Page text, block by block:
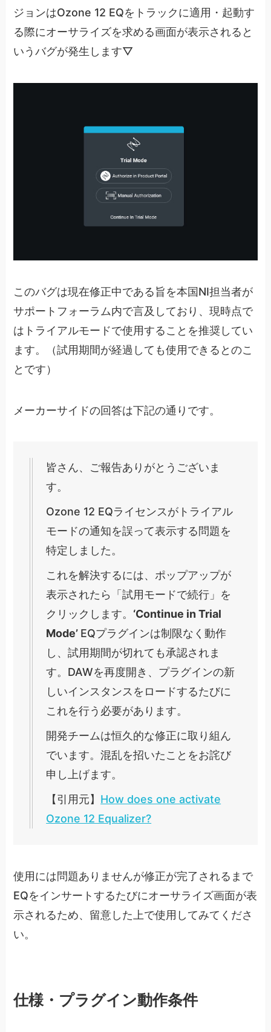
ジョンはOzone 12 EQをトラックに適用・起動す
る際にオーサライズを求める画面が表示されると
いうバグが発生します▽
このバグは現在修正中である旨を本国NI担当者が
サポートフォーラム内で言及しており、現時点で
はトライアルモードで使用することを推奨してい
ます。（試用期間が経過しても使用できるとのこ
とです）
メーカーサイドの回答は下記の通りです。
皆さん、ご報告ありがとうございま
す。
Ozone 12 EQライセンスがトライアル
モードの通知を誤って表示する問題を
特定しました。
これを解決するには、ポップアップが
表示されたら「試用モードで続行」を
クリックします。 ‘Continue in Trial
Mode’ EQプラグインは制限なく動作
し、試用期間が切れても承認されま
す。DAWを再度開き、プラグインの新
しいインスタンスをロードするたびに
これを行う必要があります。
開発チームは恒久的な修正に取り組ん
でいます。混乱を招いたことをお詫び
申し上げます。
【引用元】 How does one activate
Ozone 12 Equalizer?
使用には問題ありませんが修正が完了されるまで
EQをインサートするたびにオーサライズ画面が表
示されるため、留意した上で使用してみてくださ
い。
仕様・プラグイン動作条件